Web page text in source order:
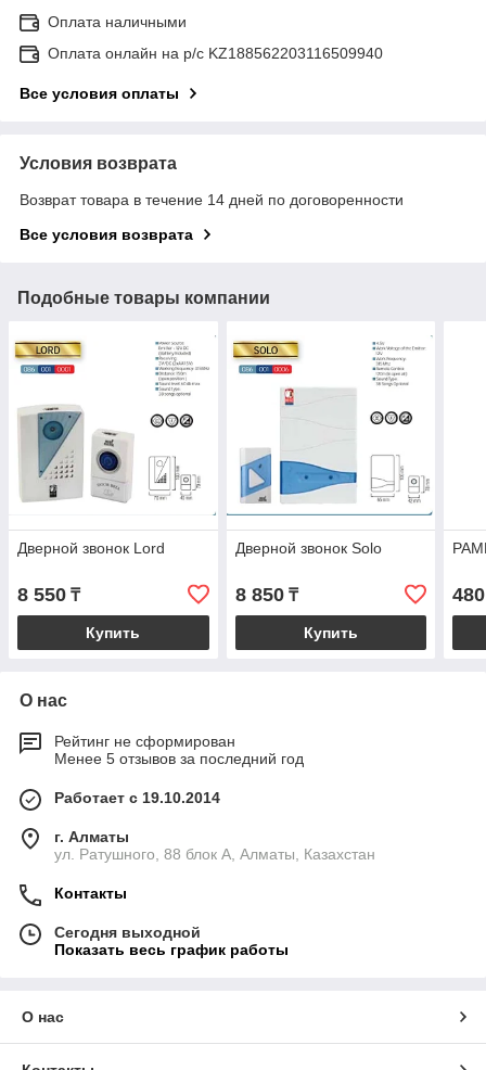
Оплата наличными
Оплата онлайн на р/с KZ188562203116509940
Все условия оплаты
Условия возврата
Возврат товара в течение 14 дней по договоренности
Все условия возврата
Подобные товары компании
Дверной звонок Lord
8 550 ₸
Купить
Дверной звонок Solo
8 850₸
Купить
480
О нас
Рейтинг не сформирован
Менее 5 отзывов за последний год
Работает с 19.10.2014
г. Алматы
ул. Ратушного, 88 блок A, Алматы, Казахстан
Контакты
Сегодня выходной
Показать весь график работы
О нас